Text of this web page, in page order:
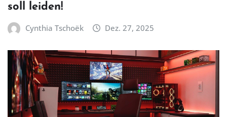
soll leiden!
Cynthia Tschoëk Dez. 27, 2025